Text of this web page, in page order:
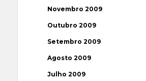
Novembro 2009
Outubro 2009
Setembro 2009
Agosto 2009
Julho 2009